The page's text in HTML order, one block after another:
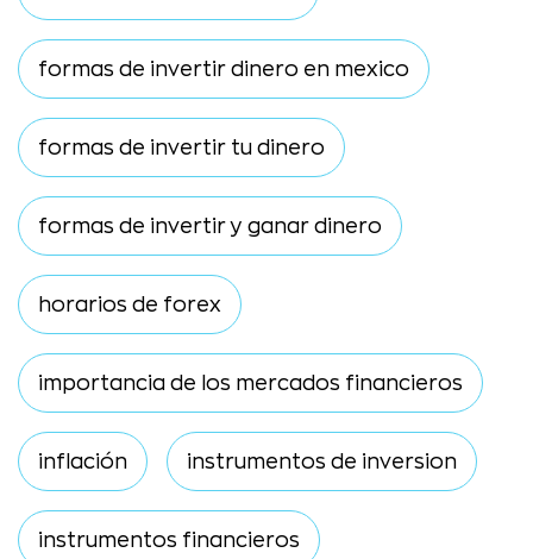
formas de invertir dinero en mexico
formas de invertir tu dinero
formas de invertir y ganar dinero
horarios de forex
importancia de los mercados financieros
inflación instrumentos de inversion
instrumentos financieros